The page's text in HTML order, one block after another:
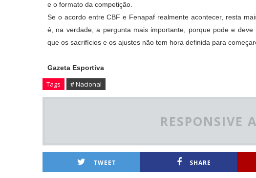
e o formato da competição.
Se o acordo entre CBF e Fenapaf realmente acontecer, resta
é, na verdade, a pergunta mais importante, porque pode e
que os sacrifícios e os ajustes não tem hora definida para
Gazeta Esportiva
Tags # Nacional
RESPONSIVE
TWEET SHARE